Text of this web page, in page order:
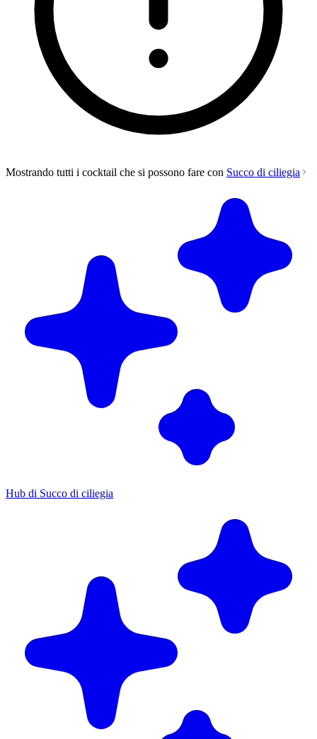
Mostrando tutti i cocktail che si possono fare con Succo di ciliegia
Hub di Succo di ciliegia